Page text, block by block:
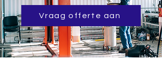
Vraag offerte aan